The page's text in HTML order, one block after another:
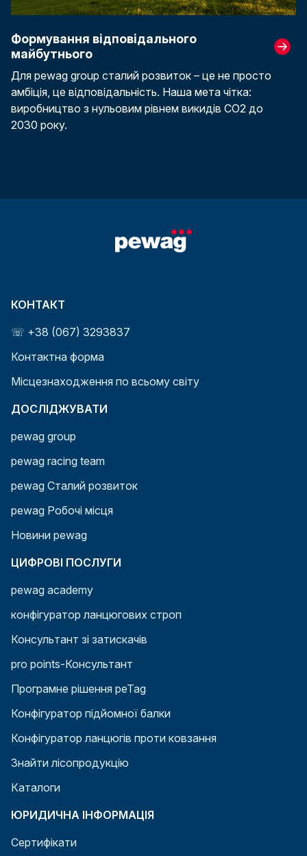
Формування відповідального
майбутнього
Для pewag group сталий розвиток – це не просто
амбіція, це відповідальність. Наша мета чітка:
виробництво з нульовим рівнем викидів CO2 до
2030 року.
КОНТАКТ
☏ +38 (067) 3293837
Контактна форма
Місцезнаходження по всьому світу
ДОСЛІДЖУВАТИ
pewag group
pewag racing team
pewag Сталий розвиток
pewag Робочі місця
Новини pewag
ЦИФРОВІ ПОСЛУГИ
pewag academy
конфігуратор ланцюгових строп
Консультант зі затискачів
pro points-Консультант
Програмне рішення peTag
Конфігуратор підйомної балки
Конфігуратор ланцюгів проти ковзання
Знайти лісопродукцію
Каталоги
ЮРИДИЧНА ІНФОРМАЦІЯ
Сертифікати